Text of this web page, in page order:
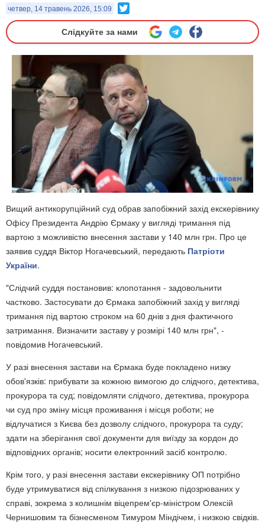
четвер, 14 травень 2026, 15:09
Слідкуйте за нами
‎Вищий антикорупційний суд обрав запобіжний захід екскерівнику
Офісу Президента Андрію Єрмаку у вигляді тримання під
вартою з можливістю внесення застави у 140 млн грн. ‎Про це
заявив суддя Віктор Ногачевський, передають Патріоти
України.
"Слідчий суддя постановив: клопотання - задовольнити
частково. Застосувати до Єрмака запобіжний захід у вигляді
тримання під вартою строком на 60 днів з дня фактичного
затримання. Визначити заставу у розмірі 140 млн грн", -
повідомив Ногачевський.
‎У разі внесення застави на Єрмака буде покладено низку
обов'язків: прибувати за кожною вимогою до слідчого, детектива,
прокурора та суд; повідомляти слідчого, детектива, прокурора
чи суд про зміну місця проживання і місця роботи; не
відлучатися з Києва без дозволу слідчого, прокурора та суду;
здати на зберігання свої документи для виїзду за кордон до
відповідних органів; носити електронний засіб контролю.
Крім того, у разі внесення застави екскерівнику ОП потрібно
буде утримуватися від спілкування з низкою підозрюваних у
справі, зокрема з колишнім віцепрем'єр-міністром Олексій
Чернишовим та бізнесменом Тимуром Міндічем, і низкою свідків.